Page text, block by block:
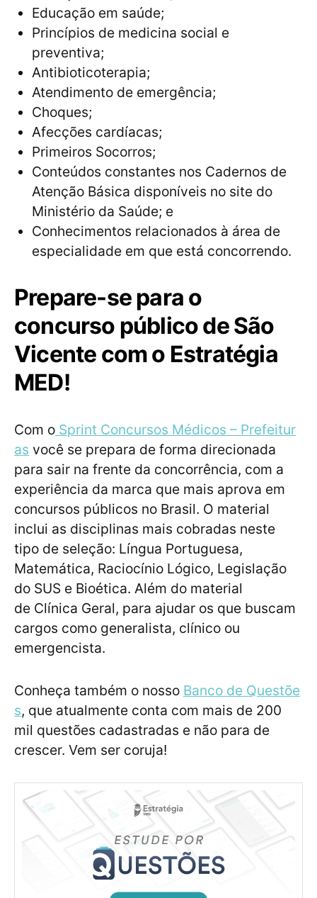
Educação em saúde;
Princípios de medicina social e
preventiva;
Antibioticoterapia;
Atendimento de emergência;
Choques;
Afecções cardíacas;
Primeiros Socorros;
Conteúdos constantes nos Cadernos de
Atenção Básica disponíveis no site do
Ministério da Saúde; e
Conhecimentos relacionados à área de
especialidade em que está concorrendo.
Prepare-se para o
concurso público de São
Vicente com o Estratégia
MED!
Com o Sprint Concursos Médicos – Prefeitur
as você se prepara de forma direcionada
para sair na frente da concorrência, com a
experiência da marca que mais aprova em
concursos públicos no Brasil. O material
inclui as disciplinas mais cobradas neste
tipo de seleção: Língua Portuguesa,
Matemática, Raciocínio Lógico, Legislação
do SUS e Bioética. Além do material
de Clínica Geral, para ajudar os que buscam
cargos como generalista, clínico ou
emergencista.
Conheça também o nosso Banco de Questõe
s, que atualmente conta com mais de 200
mil questões cadastradas e não para de
crescer. Vem ser coruja!